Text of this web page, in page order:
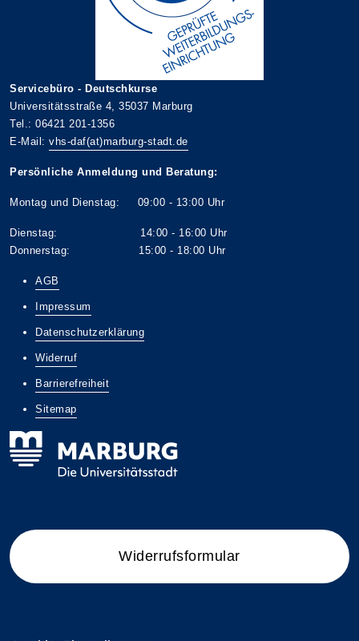
Servicebüro - Deutschkurse
Universitätsstraße 4, 35037 Marburg
Tel.: 06421 201-1356
E-Mail: vhs-daf(at)marburg-stadt.de
Persönliche Anmeldung und Beratung:
Montag und Dienstag: 09:00 - 13:00 Uhr
Dienstag: 14:00 - 16:00 Uhr
Donnerstag: 15:00 - 18:00 Uhr
AGB
Impressum
Datenschutzerklärung
Widerruf
Barrierefreiheit
Sitemap
Widerrufsformular